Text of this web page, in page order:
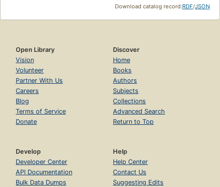
Download catalog record:RDF/JSON
Open Library
Vision
Volunteer
Partner With Us
Careers
Blog
Terms of Service
Donate
Discover
Home
Books
Authors
Subjects
Collections
Advanced Search
Return to Top
Develop
Developer Center
API Documentation
Bulk Data Dumps
Help
Help Center
Contact Us
Suggesting Edits